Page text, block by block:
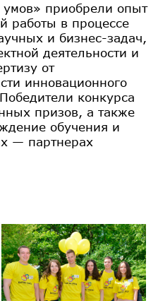
приобрели опыт
работы в процессе
и бизнес-задач,
деятельности и
от
инновационного
конкурса
призов, а также
обучения и
— партнерах